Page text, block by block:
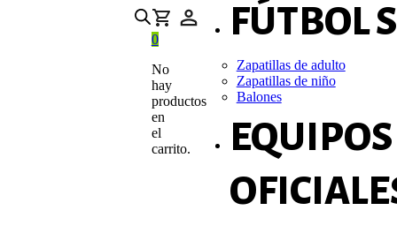
0
No
hay
productos
en
el
carrito.
FÚTBOL
Zapatillas de adulto
Zapatillas de niño
Balones
EQUIPOS